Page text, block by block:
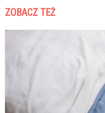
ZOBACZ TEŻ